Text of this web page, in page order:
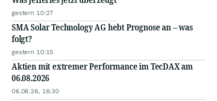
gestern 10:27
SMA Solar Technology AG hebt Prognose an – was
folgt?
gestern 10:15
Aktien mit extremer Performance im TecDAX am
06.08.2026
06.08.26, 16:30